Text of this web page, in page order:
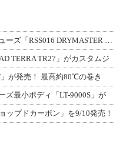
アールエスタイチの新ライディングシューズ「RSS016 DRYMASTER スト
TERRA TR27」がカスタムジ
が発売！ 最高約80℃の巻き
ズ最小ボディ「LT-9000S」が
ップドカーボン」を9/10発売！